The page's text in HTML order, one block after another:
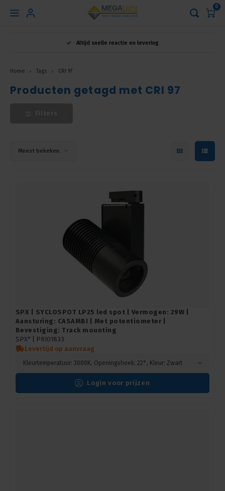
Hoofdmenu
Nederlands
Français
0
Altijd snelle reactie en levering
Home Tags CRI 97
Producten getagd met CRI 97
Meest bekeken
SPX | SYCLOSPOT LP25 led spot | Vermogen: 29W |
Aansturing: CASAMBI | Met potentiometer |
Bevestiging: Track mounting
SPX* |
PRI01833
Levertijd op aanvraag
Kleurtemperatuur: 3000K, Openingshoek: 22°, Kleur: Zwart
Login voor prijzen